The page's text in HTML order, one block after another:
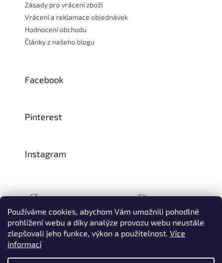
Používáme cookies, abychom Vám umožnili pohodlné
prohlížení webu a díky analýze provozu webu neustále
zlepšovali jeho funkce, výkon a použitelnost. Více
informací
Zásady pro vrácení zboží
Vrácení a reklamace objednávek
Hodnocení obchodu
Články z našeho blogu
Facebook
Pinterest
Instagram
CZ: SK:
Vytvořil Shoptet
© 1993–2026INTEA SERVICE s.r.o.Všechna práva vyhrazena.